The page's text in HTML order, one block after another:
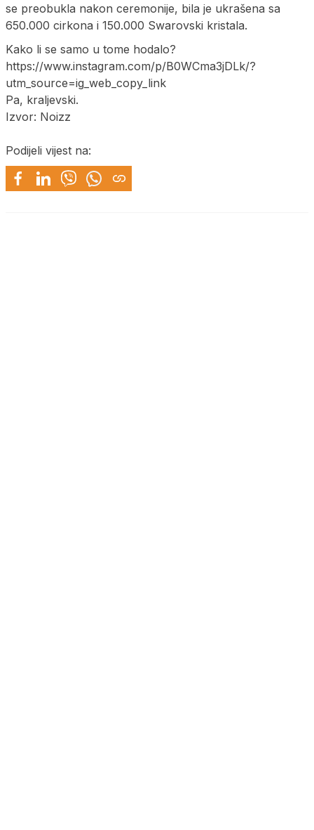
se preobukla nakon ceremonije, bila je ukrašena sa
650.000 cirkona i 150.000 Swarovski kristala.
Kako li se samo u tome hodalo?
https://www.instagram.com/p/B0WCma3jDLk/?
utm_source=ig_web_copy_link
Pa, kraljevski.
Izvor: Noizz
Podijeli vijest na: